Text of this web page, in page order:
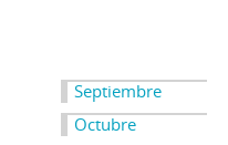
Septiembre
Octubre